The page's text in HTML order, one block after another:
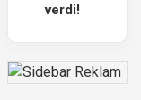
verdi!